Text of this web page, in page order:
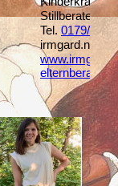
Stillberaterin
Tel. 0179/